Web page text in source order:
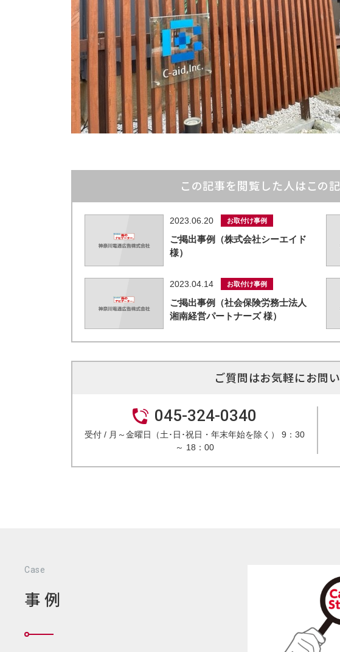
この記事を閲覧した人はこの
2023.06.20 お取付け事例
ご掲出事例（株式会社シーエイド
様）
2023.04.14 お取付け事例
ご掲出事例（社会保険労務士法人
湘南経営パートナーズ 様）
ご質問はお気軽にお問
045-324-0340
受付 / 月～金曜日（土･日･祝日・年末年始を除く） 9：30
～ 18：00
Case
事例